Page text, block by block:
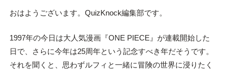
おはようございます。QuizKnock編集部です。
1997年の今日は大人気漫画『ONE PIECE』が連載開始した
日で、さらに今年は25周年という記念すべき年だそうです。
それを聞くと、思わずルフィと一緒に冒険の世界に浸りたく